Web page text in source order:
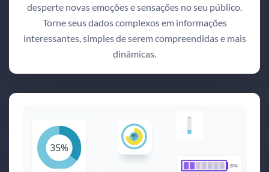
desperte novas emoções e sensações no seu público.
Torne seus dados complexos em informações
interessantes, simples de serem compreendidas e mais
dinâmicas.